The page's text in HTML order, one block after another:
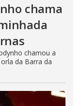
chama
chamou a
da Barra da